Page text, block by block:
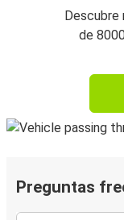
Descubre
de
Preguntas